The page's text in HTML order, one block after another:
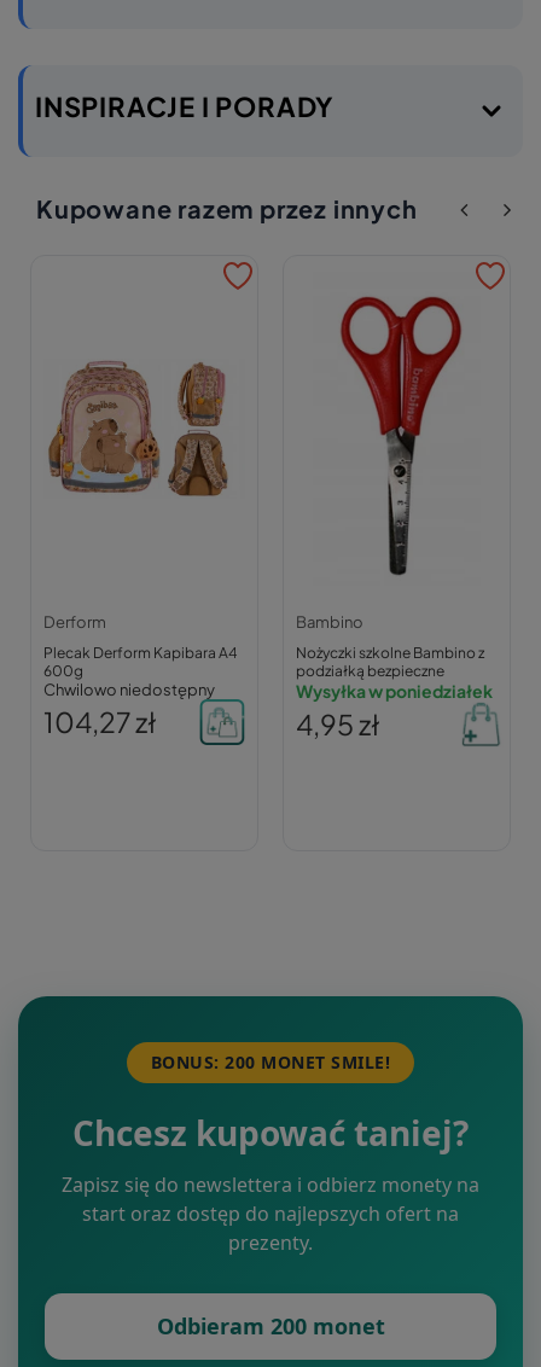
INSPIRACJE I PORADY
Kupowane razem przez innych
Derform
Plecak Derform Kapibara A4
600g
Chwilowo niedostępny
104,27 zł
Bambino
Nożyczki szkolne Bambino z
podziałką bezpieczne
Wysyłka w poniedziałek
4,95 zł
BONUS: 200 MONET SMILE!
Chcesz kupować taniej?
Zapisz się do newslettera i odbierz monety na
start oraz dostęp do najlepszych ofert na
prezenty.
Odbieram 200 monet